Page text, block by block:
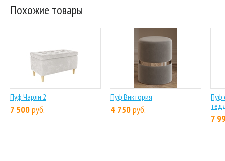
Похожие товары
Пуф Чарли 2
7 500руб.
Пуф Виктория
4 750руб.
Пуф
7